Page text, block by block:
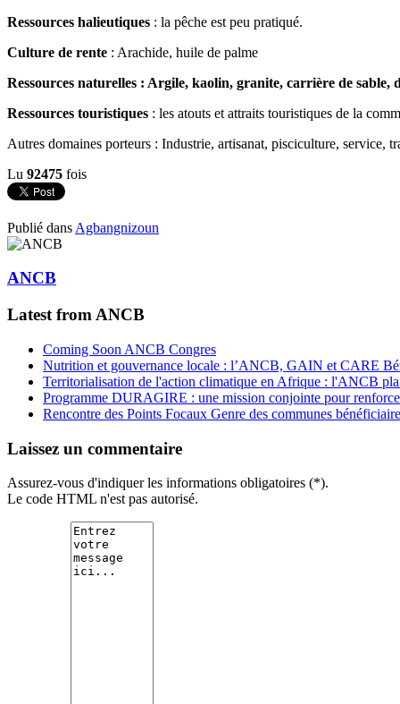
Ressources halieutiques : la pêche est peu pratiqué.
Culture de rente : Arachide, huile de palme
Ressources naturelles : Argile, kaolin, granite, carrière de sable,
Ressources touristiques : les atouts et attraits touristiques de la
Autres domaines porteurs : Industrie, artisanat, pisciculture, service,
Lu 92475 fois
Publié dans Agbangnizoun
ANCB
Latest from ANCB
Coming Soon ANCB Congres
Nutrition et gouvernance locale : l’ANCB, GAIN et CARE
Territorialisation de l'action climatique en Afrique : l'ANCB
Programme DURAGIRE : une mission conjointe pour
Rencontre des Points Focaux Genre des communes
Laissez un commentaire
Assurez-vous d'indiquer les informations obligatoires (*).
Le code HTML n'est pas autorisé.